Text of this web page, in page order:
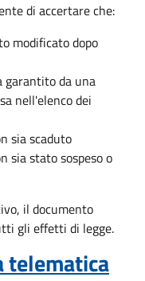
di accertare che:
modificato dopo
da una
nell'elenco dei
sia scaduto
sia stato sospeso o
il documento
gli effetti di legge.
telematica